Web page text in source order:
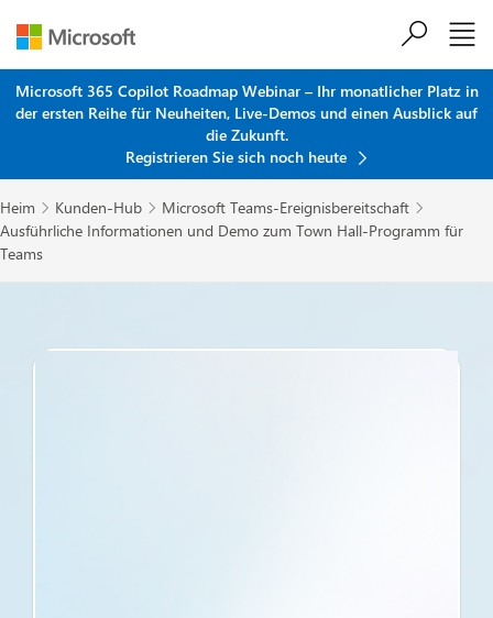
Microsoft 365 Copilot Roadmap Webinar – Ihr monatlicher Platz in
der ersten Reihe für Neuheiten, Live-Demos und einen Ausblick auf
die Zukunft.
Registrieren Sie sich noch heute
Heim  Kunden-Hub  Microsoft Teams-Ereignisbereitschaft 
Ausführliche Informationen und Demo zum Town Hall-Programm für
Teams